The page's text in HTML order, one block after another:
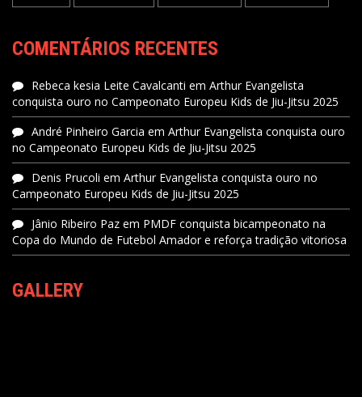
COMENTÁRIOS RECENTES
Rebeca kesia Leite Cavalcanti em Arthur Evangelista
conquista ouro no Campeonato Europeu Kids de Jiu-Jitsu 2025
André Pinheiro Garcia em Arthur Evangelista conquista ouro
no Campeonato Europeu Kids de Jiu-Jitsu 2025
Denis Prucoli em Arthur Evangelista conquista ouro no
Campeonato Europeu Kids de Jiu-Jitsu 2025
Jânio Ribeiro Paz em PMDF conquista bicampeonato na
Copa do Mundo de Futebol Amador e reforça tradição vitoriosa
GALLERY